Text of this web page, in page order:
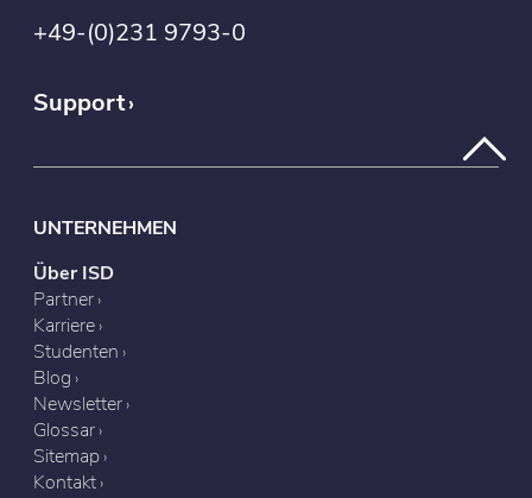
+49-(0)231 9793-0
Support
UNTERNEHMEN
Über ISD
Partner
Karriere
Studenten
Blog
Newsletter
Glossar
Sitemap
Kontakt